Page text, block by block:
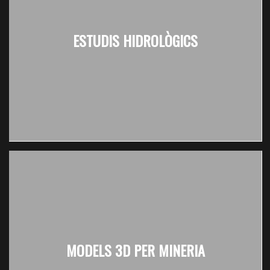
ESTUDIS HIDROLÒGICS
MODELS 3D PER MINERIA